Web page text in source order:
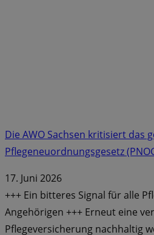
Die AWO Sachsen kritisiert das
Pflegeneuordnungsgesetz
17. Juni 2026
+++ Ein bitteres Signal für alle
Angehörigen +++ Erneut eine
Pflegeversicherung nachhaltig